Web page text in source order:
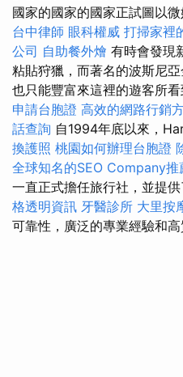
國家的國家的國家正試圖以
台中律師 眼科權威 打掃家裡
公司 自助餐外燴 有時會發現
粘貼狩獵，而著名的波斯尼
也只能豐富來這裡的遊客所看
申請台胞證 高效的網路行銷
話查詢 自1994年底以來，
換護照 桃園如何辦理台胞證
全球知名的SEO Company推
一直正式擔任旅行社，並提
格透明資訊 牙醫診所 大里按
可靠性，廣泛的專業經驗和高